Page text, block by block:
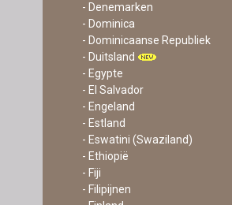
- Denemarken
- Dominica
- Dominicaanse Republiek
- Duitsland
- Egypte
- El Salvador
- Engeland
- Estland
- Eswatini (Swaziland)
- Ethiopië
- Fiji
- Filipijnen